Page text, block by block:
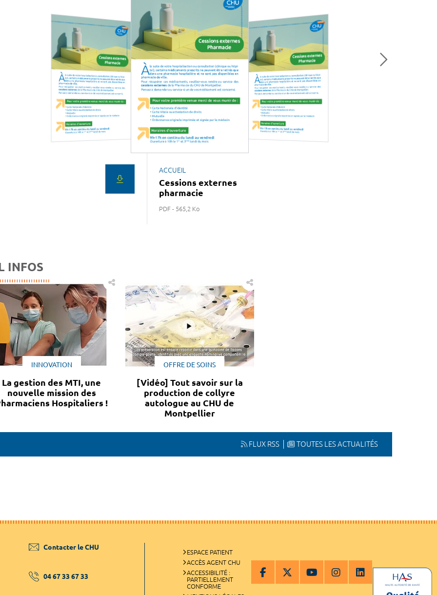
ACCUEIL
Cessions externes
pharmacie
PDF - 565,2 Ko
INFOS
INNOVATION
La gestion des MTI, une
nouvelle mission des
Hospitaliers !
OFFRE DE SOINS
[Vidéo] Tout savoir sur la
production de collyre
autologue au CHU de
Montpellier
FLUX RSS TOUTES LES ACTUALITÉS
Contacter le CHU
04 67 33 67 33
ESPACE PATIENT
ACCÈS AGENT CHU
ACCESSIBILITÉ :
PARTIELLEMENT
CONFORME